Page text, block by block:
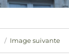
Image suivante